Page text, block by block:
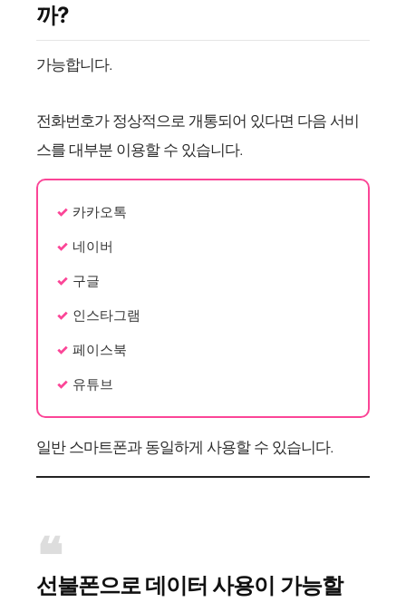
까?
가능합니다.
전화번호가 정상적으로 개통되어 있다면 다음 서비
스를 대부분 이용할 수 있습니다.
카카오톡
네이버
구글
인스타그램
페이스북
유튜브
일반 스마트폰과 동일하게 사용할 수 있습니다.
선불폰으로 데이터 사용이 가능할